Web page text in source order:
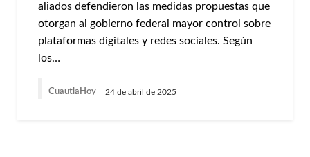
aliados defendieron las medidas propuestas que
otorgan al gobierno federal mayor control sobre
plataformas digitales y redes sociales. Según
los…
CuautlaHoy 24 de abril de 2025